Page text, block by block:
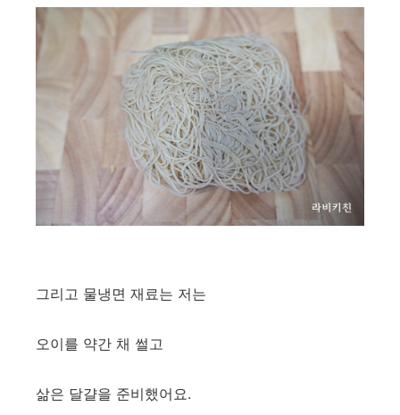
그리고 물냉면 재료는 저는
오이를 약간 채 썰고
삶은 달걀을 준비했어요.